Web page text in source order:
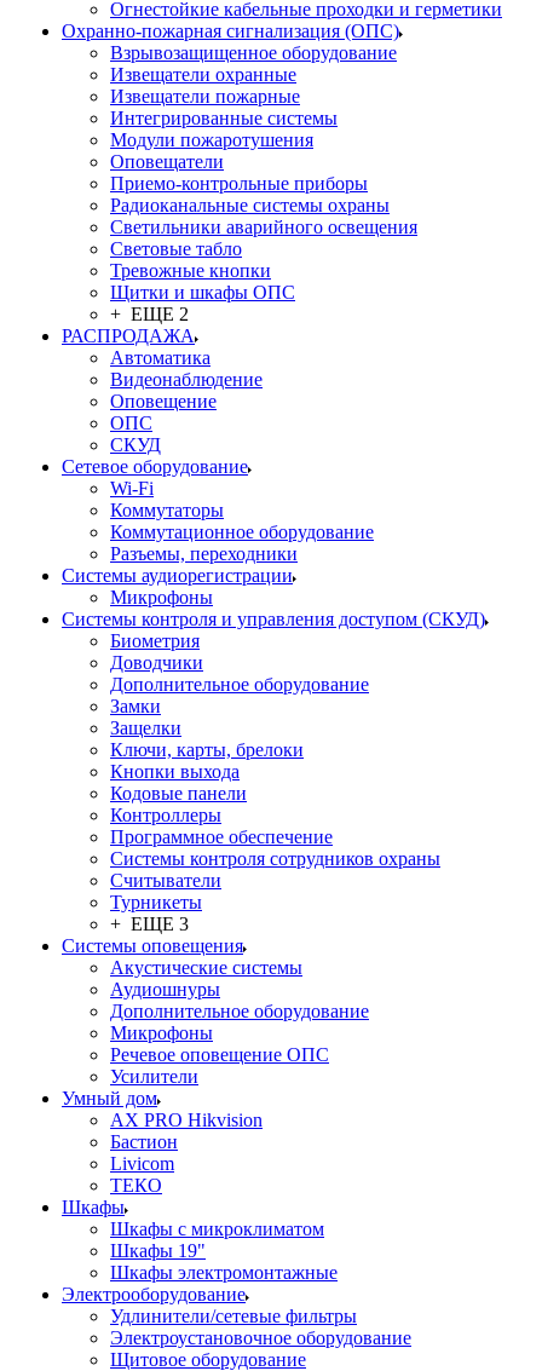
Огнестойкие кабельные проходки и герметики
Охранно-пожарная сигнализация (ОПС)
Взрывозащищенное оборудование
Извещатели охранные
Извещатели пожарные
Интегрированные системы
Модули пожаротушения
Оповещатели
Приемо-контрольные приборы
Радиоканальные системы охраны
Светильники аварийного освещения
Световые табло
Тревожные кнопки
Щитки и шкафы ОПС
+ ЕЩЕ 2
РАСПРОДАЖА
Автоматика
Видеонаблюдение
Оповещение
ОПС
СКУД
Сетевое оборудование
Wi-Fi
Коммутаторы
Коммутационное оборудование
Разъемы, переходники
Системы аудиорегистрации
Микрофоны
Системы контроля и управления доступом (СКУД)
Биометрия
Доводчики
Дополнительное оборудование
Замки
Защелки
Ключи, карты, брелоки
Кнопки выхода
Кодовые панели
Контроллеры
Программное обеспечение
Системы контроля сотрудников охраны
Считыватели
Турникеты
+ ЕЩЕ 3
Системы оповещения
Акустические системы
Аудиошнуры
Дополнительное оборудование
Микрофоны
Речевое оповещение ОПС
Усилители
Умный дом
AX PRO Hikvision
Бастион
Livicom
ТЕКО
Шкафы
Шкафы с микроклиматом
Шкафы 19"
Шкафы электромонтажные
Электрооборудование
Удлинители/сетевые фильтры
Электроустановочное оборудование
Щитовое оборудование